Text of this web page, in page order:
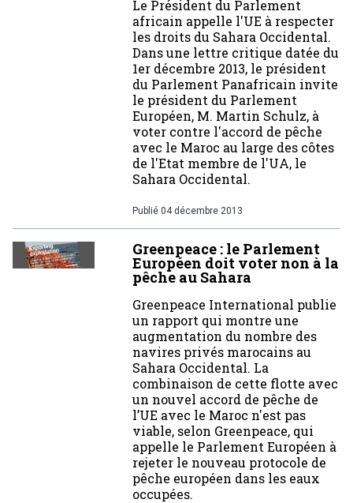
Le Président du Parlement
africain appelle l'UE à respecter
les droits du Sahara Occidental.
Dans une lettre critique datée du
1er décembre 2013, le président
du Parlement Panafricain invite
le président du Parlement
Européen, M. Martin Schulz, à
voter contre l'accord de pêche
avec le Maroc au large des côtes
de l'Etat membre de l'UA, le
Sahara Occidental.
Publié 04 décembre 2013
Greenpeace : le Parlement
Européen doit voter non à la
pêche au Sahara
Greenpeace International publie
un rapport qui montre une
augmentation du nombre des
navires privés marocains au
Sahara Occidental. La
combinaison de cette flotte avec
un nouvel accord de pêche de
l’UE avec le Maroc n'est pas
viable, selon Greenpeace, qui
appelle le Parlement Européen à
rejeter le nouveau protocole de
pêche européen dans les eaux
occupées.